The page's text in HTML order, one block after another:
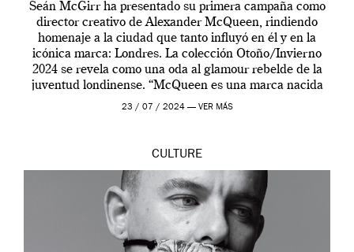
Seán McGirr ha presentado su primera campaña como
director creativo de Alexander McQueen, rindiendo
homenaje a la ciudad que tanto influyó en él y en la
icónica marca: Londres. La colección Otoño/Invierno
2024 se revela como una oda al glamour rebelde de la
juventud londinense. “McQueen es una marca nacida
en Londres y siempre ha […]
23 / 07 / 2024 — VER MÁS
CULTURE